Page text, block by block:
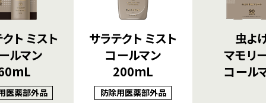
ト ミスト
ルマン
医薬部外品
サラテクト ミスト
コールマン
200mL
防除用医薬部外品
虫よ
マモリ
コール